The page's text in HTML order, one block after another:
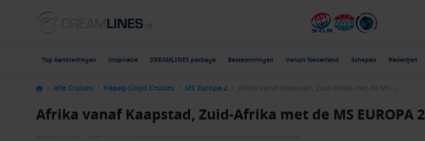
Top Aanbiedingen Inspiratie DREAMLINES package Bestemmingen Vanuit Nederland Schepen Rederijen
/ Alle Cruises / Hapag-Lloyd Cruises / MS Europa 2 / Afrika vanaf Kaapstad, Zuid-Afrika met de MS EUROPA 2
Afrika vanaf Kaapstad, Zuid-Afrika met de MS EUROPA 2
1 / 20